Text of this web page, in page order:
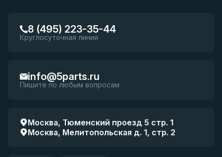
8 (495) 223-35-44
Круглосуточная линия
info@5parts.ru
Пишите по любым вопросам
Москва, Тюменский проезд 5 стр. 1
Москва, Мелитопольская д. 1, стр. 2